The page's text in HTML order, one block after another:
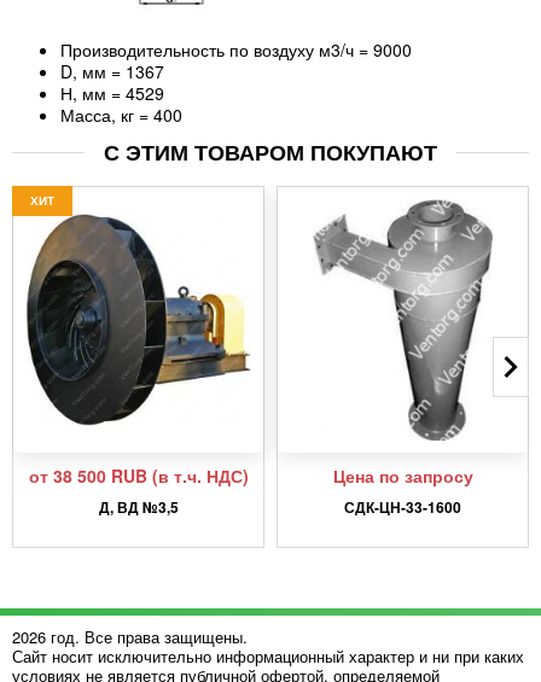
Производительность по воздуху м3/ч = 9000
D, мм = 1367
Н, мм = 4529
Масса, кг = 400
С ЭТИМ ТОВАРОМ ПОКУПАЮТ
ХИТ
от 38 500 RUB (в т.ч. НДС)
Д, ВД №3,5
Цена по запросу
СДК-ЦН-33-1600
2026 год. Все права защищены.
Сайт носит исключительно информационный характер и ни при каких
условиях не является публичной офертой, определяемой